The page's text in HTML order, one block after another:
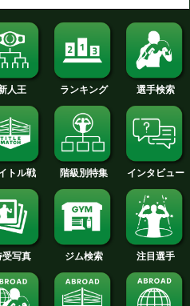
2015年
2014年
2013年
2012年